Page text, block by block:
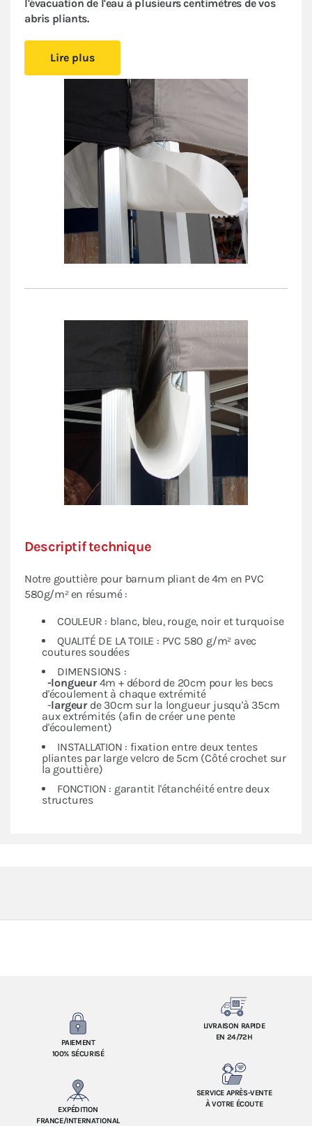
l'évacuation de l'eau à plusieurs centimètres de vos
abris pliants.
d'écoulement. Elle empêche l’eau de pluie de
s'accumuler et évite que le poids de l’eau stagnante
pèse sur les deux barnums. Vous prolongez ainsi la
durée de vie de vos stands pliants et gagnez en
Son large système de fixation en Velcro®,directement
intégré à l'intérieur de la bâche de toit
, rend cette
facile et rapide
à installer. Elle est
compatible avec toute notre gamme de barnums
pliants. Vous mettez en place aisément des espaces
couverts fiables pour installer vos produits ou vos
convives
à l’abri des intempéries
votre structure temporaire, consultez nos
Lire plus
Descriptif technique
Notre gouttière pour barnum pliant de 4m en PVC
580g/m² en résumé :
COULEUR : blanc, bleu, rouge, noir et turquoise
QUALITÉ DE LA TOILE : PVC 580 g/m² avec
coutures soudées
DIMENSIONS :
-longueur4m + débord de 20cm pour les becs
d'écoulement à chaque extrémité
-largeurde 30cm sur la longueur jusqu'à 35cm
aux extrémités (afin de créer une pente
d'écoulement)
INSTALLATION : fixation entre deux tentes
pliantes par large velcro de 5cm (Côté crochet sur
la gouttière)
FONCTION : garantit l'étanchéité entre deux
structures
PAIEMENT
100% SÉCURISÉ
LIVRAISON RAPIDE
EN 24/72H
EXPÉDITION
FRANCE/INTERNATIONAL
SERVICE APRÈS-VENTE
À VOTRE ÉCOUTE